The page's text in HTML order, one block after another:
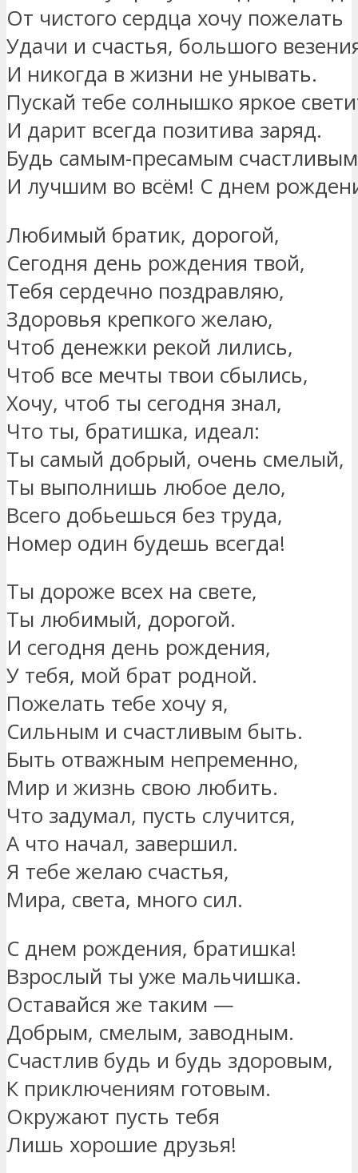
От чистого сердца хочу пожелать
Удачи и счастья, большого
И никогда в жизни не унывать.
Пускай тебе солнышко яркое
И дарит всегда позитива заряд.
Будь самым-пресамым счастливым
И лучшим во всём! С днем
Любимый братик, дорогой,
Сегодня день рождения твой,
Тебя сердечно поздравляю,
Здоровья крепкого желаю,
Чтоб денежки рекой лились,
Чтоб все мечты твои сбылись,
Хочу, чтоб ты сегодня знал,
Что ты, братишка, идеал:
Ты самый добрый, очень смелый,
Ты выполнишь любое дело,
Всего добьешься без труда,
Номер один будешь всегда!
Ты дороже всех на свете,
Ты любимый, дорогой.
И сегодня день рождения,
У тебя, мой брат родной.
Пожелать тебе хочу я,
Сильным и счастливым быть.
Быть отважным непременно,
Мир и жизнь свою любить.
Что задумал, пусть случится,
А что начал, завершил.
Я тебе желаю счастья,
Мира, света, много сил.
С днем рождения, братишка!
Взрослый ты уже мальчишка.
Оставайся же таким —
Добрым, смелым, заводным.
Счастлив будь и будь здоровым,
К приключениям готовым.
Окружают пусть тебя
Лишь хорошие друзья!